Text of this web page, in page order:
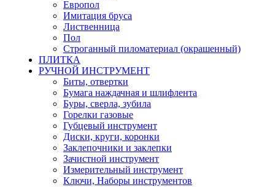
Европол
Имитация бруса
Лиственница
Пол
Строганный пиломатериал (окрашенный)
ПЛИТКА
РУЧНОЙ ИНСТРУМЕНТ
Биты, отвертки
Бумага наждачная и шлифлента
Буры, сверла, зубила
Горелки газовые
Губцевый инструмент
Диски, круги, коронки
Заклепочники и заклепки
Зачистной инструмент
Измерительный инструмент
Ключи, Наборы инструментов